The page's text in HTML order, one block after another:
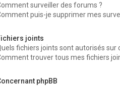
surveiller des forums ?
puis-je supprimer mes
joints
fichiers joints sont autorisés sur
trouver tous mes fichiers
phpBB